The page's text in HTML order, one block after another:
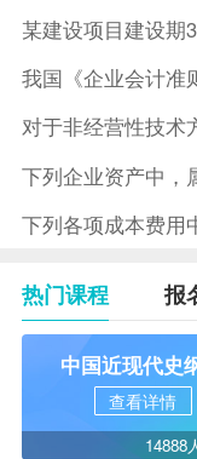
下列企业资产中
下列各项成本费用
热门课程 报
中国近现代史
查看详情
14888